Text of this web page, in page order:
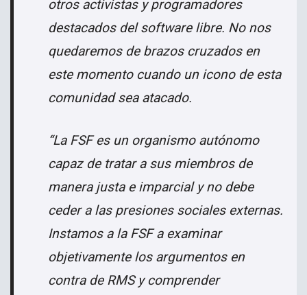
otros activistas y programadores
destacados del software libre. No nos
quedaremos de brazos cruzados en
este momento cuando un icono de esta
comunidad sea atacado.
“La FSF es un organismo autónomo
capaz de tratar a sus miembros de
manera justa e imparcial y no debe
ceder a las presiones sociales externas.
Instamos a la FSF a examinar
objetivamente los argumentos en
contra de RMS y comprender